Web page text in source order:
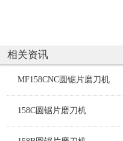
相关资讯
MF158CNC圆锯片磨刀机
158C圆锯片磨刀机